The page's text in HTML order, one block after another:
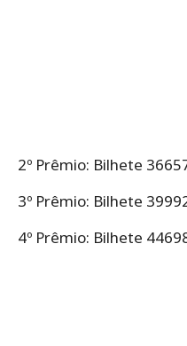
2º Prêmio: Bilhete
3º Prêmio: Bilhete
4º Prêmio: Bilhete